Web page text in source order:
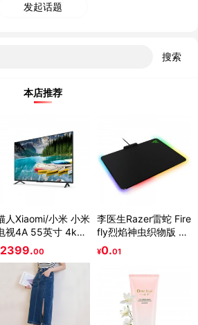
发起话题
搜索
本店推荐
人Xiaomi/小米 小米
视4A 55英寸 4k超
高清智能网络电视机
60
2399.00
李医生Razer雷蛇 Fire
fly烈焰神虫织物版 Ch
roma幻彩硬质游戏鼠
标垫
¥0.01